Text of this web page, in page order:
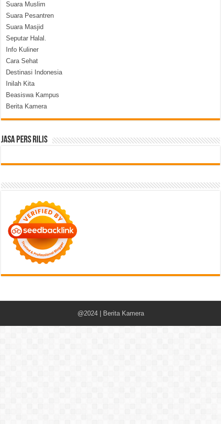
Suara Muslim
Suara Pesantren
Suara Masjid
Seputar Halal.
Info Kuliner
Cara Sehat
Destinasi Indonesia
Inilah Kita
Beasiswa Kampus
Berita Kamera
Jasa Pers Rilis
@2024 | Berita Kamera